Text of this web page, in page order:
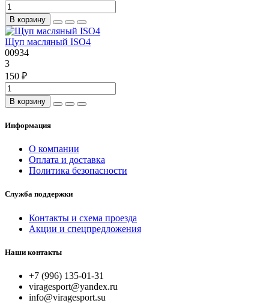
В корзину
Щуп масляный ISO4
00934
3
150 ₽
В корзину
Информация
О компании
Оплата и доставка
Политика безопасности
Служба поддержки
Контакты и схема проезда
Акции и спецпредложения
Наши контакты
+7 (996) 135-01-31
viragesport@yandex.ru
info@viragesport.su